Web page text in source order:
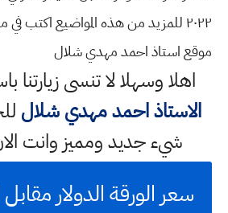
٢٠٢٢ للمزيد من هذه المواضيع
موقع استاذ احمد مهدي شلال
اهلا وسهلالا تنسى زيارتنا
الاستاذ احمد مهدي شلال
شيء جديد ومميز وانت
سعر الورقة الدولار مقابل